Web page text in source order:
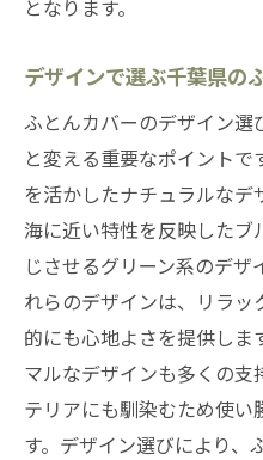
洗練された千葉
千葉県の気候に
人気のふとんカバー
千葉県で注目の
千葉県のふとん
ク
地域密着型の千
千葉県で人気の
千葉県で話題の
バー
千葉県で支持さ
となります。
デザインで選ぶ千葉県の
ふとんカバーのデザイン選
と変える重要なポイント
を活かしたナチュラルなデ
海に近い特性を反映した
じさせるグリーン系のデザ
れらのデザインは、リラ
的にも心地よさを提供しま
マルなデザインも多くの
テリアにも馴染むため使
す。デザイン選びにより、